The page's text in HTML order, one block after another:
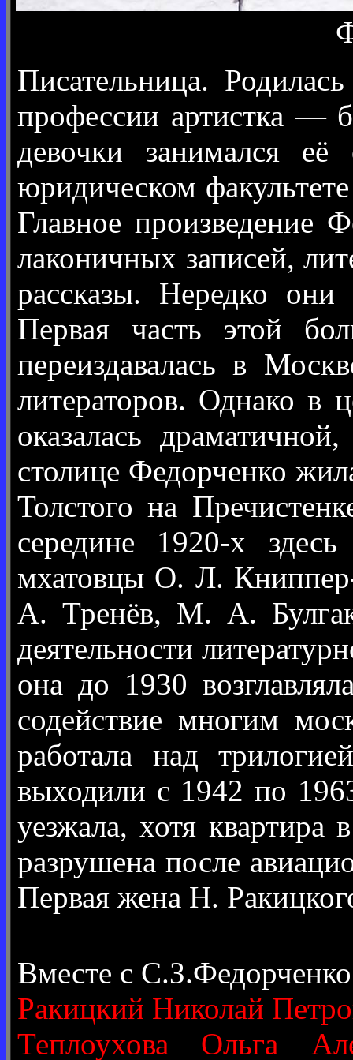
Писательница.
профессии артистка —
девочки занимался
юридическом
Главное произведение
лаконичных записей,
рассказы. Нередко они
Первая часть этой
переиздавалась в
литераторов. Однако в
оказалась
столице Федорченко
Толстого на
середине 1920-х
мхатовцы О. Л.
А. Тренёв, М. А.
деятельности
она до 1930
содействие многим
работала над
выходили с 1942 по
уезжала, хотя
разрушена после
Первая жена Н.
Вместе с
Ракицкий Николай
Теплоухова Ольга